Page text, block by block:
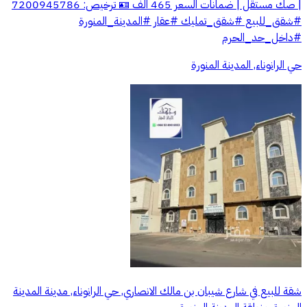
| صك مستقل | ضمانات السعر 465 الف 🪪 ترخيص: 7200945786
#شقق_للبيع #شقق_تمليك #عقار #المدينة_المنورة
#داخل_حد_الحرم
حي الرانوناء, المدينة المنورة
شقة للبيع في شارع شيبان بن مالك الانصاري, حي الرانوناء, مدينة المدينة